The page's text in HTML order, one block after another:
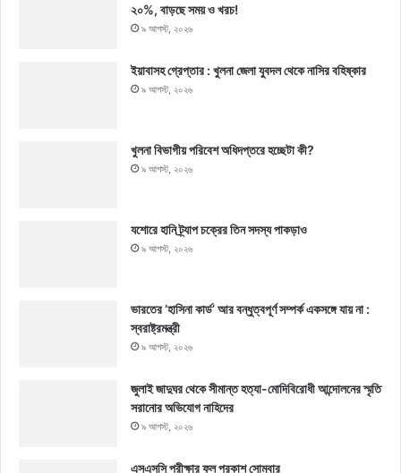
২০%, বাড়ছে সময় ও খরচ!
৯ আগস্ট, ২০২৬
ইয়াবাসহ গ্রেপ্তার : খুলনা জেলা যুবদল থেকে নাসির বহিষ্কার
৯ আগস্ট, ২০২৬
খুলনা বিভাগীয় পরিবেশ অধিদপ্তরে হচ্ছেটা কী?
৯ আগস্ট, ২০২৬
যশোরে হানি ট্র্যাপ চক্রের তিন সদস্য পাকড়াও
৯ আগস্ট, ২০২৬
ভারতের ‘হাসিনা কার্ড’ আর বন্ধুত্বপূর্ণ সম্পর্ক একসঙ্গে যায় না :
স্বরাষ্ট্রমন্ত্রী
৯ আগস্ট, ২০২৬
জুলাই জাদুঘর থেকে সীমান্ত হত্যা-মোদিবিরোধী আন্দোলনের স্মৃতি
সরানোর অভিযোগ নাহিদের
৯ আগস্ট, ২০২৬
এসএসসি পরীক্ষার ফল প্রকাশ সোমবার